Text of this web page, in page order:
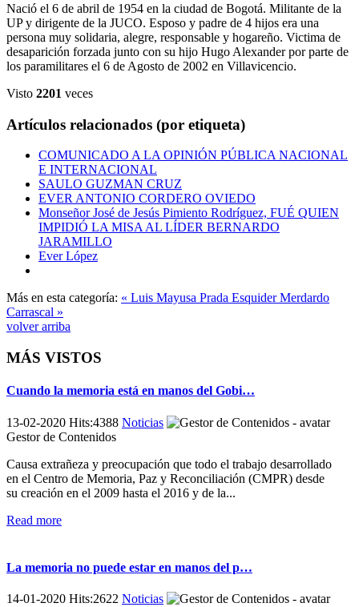
Nació el 6 de abril de 1954 en la ciudad de Bogotá. Militante de la
UP y dirigente de la JUCO. Esposo y padre de 4 hijos era una
persona muy solidaria, alegre, responsable y hogareño. Victima de
desaparición forzada junto con su hijo Hugo Alexander por parte de
los paramilitares el 6 de Agosto de 2002 en Villavicencio.
Visto 2201 veces
Artículos relacionados (por etiqueta)
COMUNICADO A LA OPINIÓN PÚBLICA NACIONAL
E INTERNACIONAL
SAULO GUZMAN CRUZ
EVER ANTONIO CORDERO OVIEDO
Monseñor José de Jesús Pimiento Rodríguez, FUÉ QUIEN
IMPIDIÓ LA MISA AL LÍDER BERNARDO
JARAMILLO
Ever López
Más en esta categoría: « Luis Mayusa Prada Esquider Merdardo
Carrascal »
volver arriba
MÁS VISTOS
Cuando la memoria está en manos del Gobi…
13-02-2020 Hits:4388 Noticias
Gestor de Contenidos
Causa extrañeza y preocupación que todo el trabajo desarrollado
en el Centro de Memoria, Paz y Reconciliación (CMPR) desde
su creación en el 2009 hasta el 2016 y de la...
Read more
La memoria no puede estar en manos del p…
14-01-2020 Hits:2622 Noticias